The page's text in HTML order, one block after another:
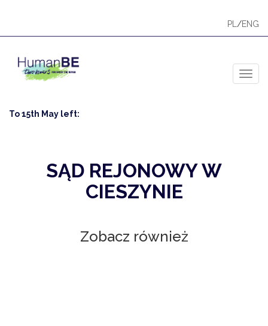
PL /ENG
To 15th May left:
SĄD REJONOWY W
CIESZYNIE
Zobacz również